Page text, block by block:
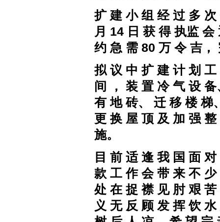
扩 建 小 组 经 过 多
月 14 日 获 得 执监
约 急 需 80 万 令 吉，
拟 议 中 扩 建 计 划 工
间 ， 装 置 冷 气 设
有 地 砖、 迁 移 楼 梯
更 换 屋 顶 及 加 强
施。
目 前 适 逢 我 国 面
款 工 作 会 带 来 不
处 在 捉 襟 见 肘 艰
义 无 反 顾 发 挥 饮